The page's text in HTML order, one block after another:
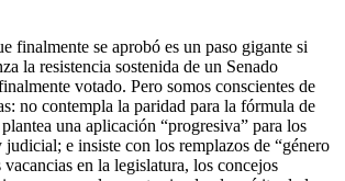
finalmente se aprobó es un paso gigante si
la resistencia sostenida de un Senado
votado. Pero somos conscientes de
no contempla la paridad para la fórmula de
una aplicación “progresiva” para los
judicial; e insiste con los remplazos de “género
vacancias en la legislatura, los concejos